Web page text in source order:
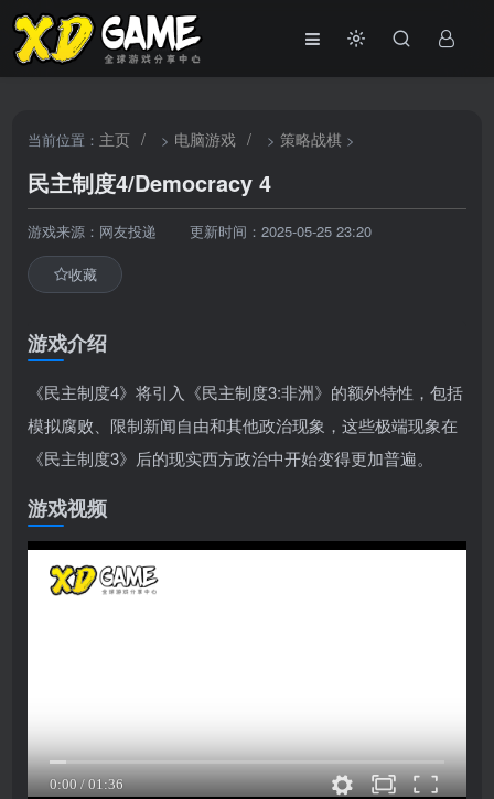
当前位置： 主页 / > 电脑游戏 / >策略战棋 >
民主制度4/Democracy 4
游戏来源：网友投递 更新时间：2025-05-25 23:20
收藏
游戏介绍
《民主制度4》将引入《民主制度3:非洲》的额外特性，包括
模拟腐败、限制新闻自由和其他政治现象，这些极端现象在
《民主制度3》后的现实西方政治中开始变得更加普遍。
游戏视频